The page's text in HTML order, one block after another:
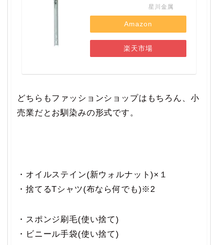
星川金属
Amazon
楽天市場
どちらもファッションショップはもちろん、小
売業だとお馴染みの形式です。
・オイルステイン(新ウォルナット)×１
・捨てるTシャツ(布なら何でも)※2
・スポンジ刷毛(使い捨て)
・ビニール手袋(使い捨て)